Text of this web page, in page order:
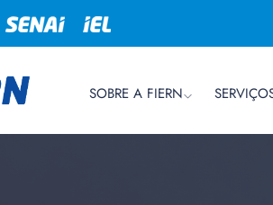
SOBRE A FIERN